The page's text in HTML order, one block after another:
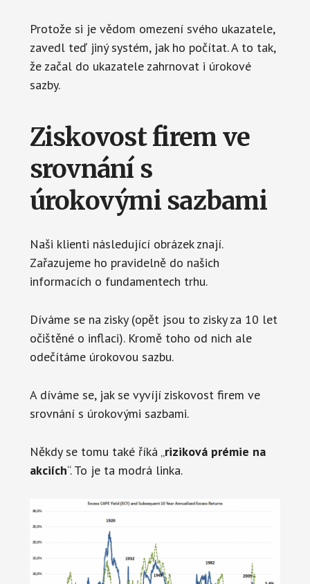
Protože si je vědom omezení svého ukazatele,
zavedl teď jiný systém, jak ho počítat. A to tak,
že začal do ukazatele zahrnovat i úrokové
sazby.
Ziskovost firem ve
srovnání s
úrokovými sazbami
Naši klienti následující obrázek znají.
Zařazujeme ho pravidelně do našich
informacích o fundamentech trhu.
Díváme se na zisky (opět jsou to zisky za 10 let
očištěné o inflaci). Kromě toho od nich ale
odečítáme úrokovou sazbu.
A díváme se, jak se vyvíjí ziskovost firem ve
srovnání s úrokovými sazbami.
Někdy se tomu také říká „riziková prémie na
akciích“. To je ta modrá linka.